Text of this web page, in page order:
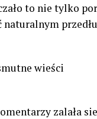
to nie tylko
wieści
zalała